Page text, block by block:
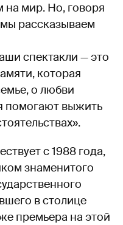
на мир. Но, говоря
рассказываем
спектакли — это
которая
о любви
помогают выжить
с 1988 года,
знаменитого
в столице
премьера на этой